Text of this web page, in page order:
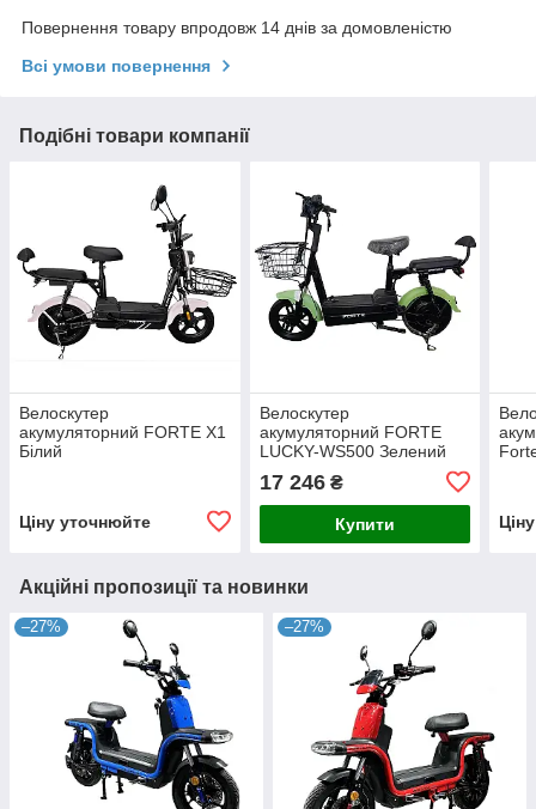
Повернення товару впродовж 14 днів за домовленістю
Всі умови повернення
Подібні товари компанії
Велоскутер
акумуляторний FORTE X1
Білий
Ціну уточнюйте
Велоскутер
акумуляторний FORTE
LUCKY-WS500 Зелений
17 246₴
Купити
Акційні пропозиції та новинки
–27% –27%